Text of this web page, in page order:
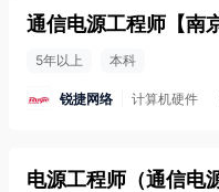
通信电源工程师 【南
5年以上 本科
锐捷网络 计算机硬件
电源工程师（通信电